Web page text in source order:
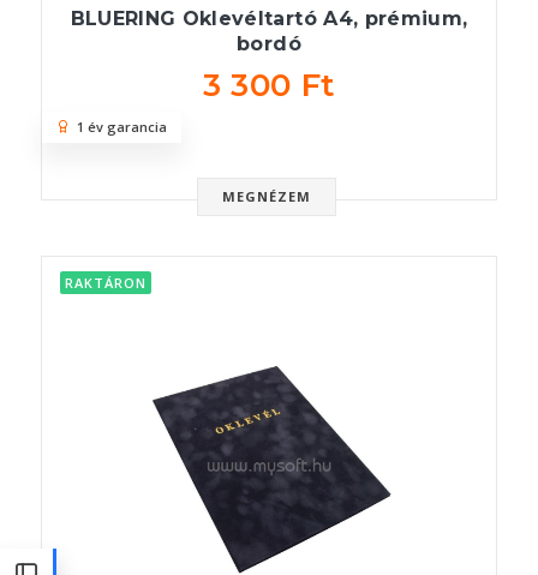
BLUERING Oklevéltartó A4, prémium,
bordó
3 300 Ft
MEGNÉZEM
1 év garancia
RAKTÁRON